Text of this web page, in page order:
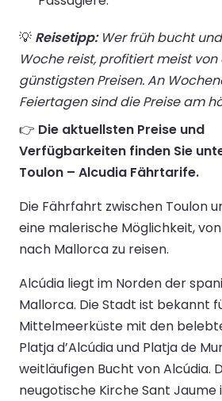
💡 Reisetipp:Wer früh bucht
Woche reist, profitiert meist von
günstigsten Preisen. An
Feiertagen sind die Preise am
👉 Die aktuellsten Preise und
Verfügbarkeiten finden Sie
Toulon – Alcudia Fährtarife.
Die Fährfahrt zwischen Toulon
eine malerische Möglichkeit,
nach Mallorca zu reisen.
Alcúdia liegt im Norden der
Mallorca. Die Stadt ist bekannt
Mittelmeerküste mit den
Platja d’Alcúdia und Platja de
weitläufigen Bucht von Alcúdia.
neugotische Kirche Sant Jaume